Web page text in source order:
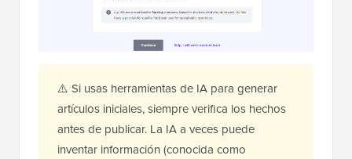
⚠️ Si usas herramientas de IA para generar
artículos iniciales, siempre verifica los hechos
antes de publicar. La IA a veces puede
inventar información (conocida como